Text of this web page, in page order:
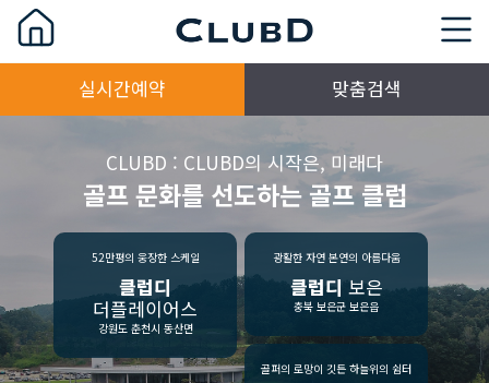
실시간예약 맞춤검색
CLUBD : CLUBD의 시작은, 미래다
골프 문화를 선도하는 골프 클럽
52만평의 웅장한 스케일
클럽디
더플레이어스
강원도 춘천시 동산면
광활한 자연 본연의 아름다움
클럽디 보은
충북 보은군 보은읍
골퍼의 로망이 깃든 하늘위의 쉼터